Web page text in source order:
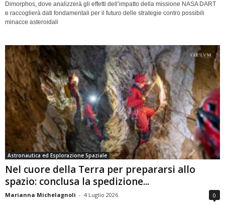
Dimorphos, dove analizzerà gli effetti dell’impatto della missione NASA DART
e raccoglierà dati fondamentali per il futuro delle strategie contro possibili
minacce asteroidali
Astronautica ed Esplorazione Spaziale
Nel cuore della Terra per prepararsi allo
spazio: conclusa la spedizione...
Marianna Michelagnoli - 4 Luglio 2026 0